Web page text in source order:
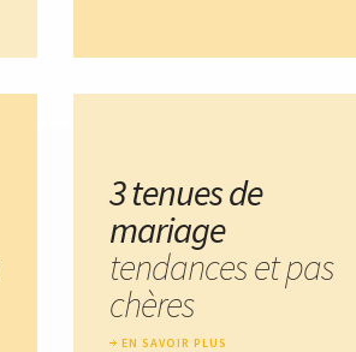
3 tenues de
mariage
tendances et pas
chères
EN SAVOIR PLUS